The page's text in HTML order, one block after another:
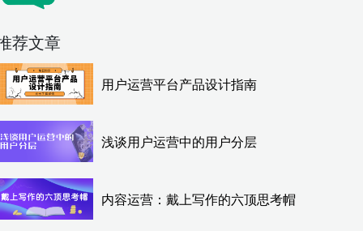
荐文章
用户运营平台产品设计指南
浅谈用户运营中的用户分层
内容运营：戴上写作的六顶思考帽